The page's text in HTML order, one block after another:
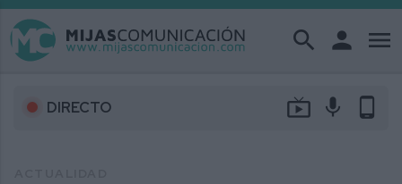
search person menu
DIRECTO live_tv mic phone_android